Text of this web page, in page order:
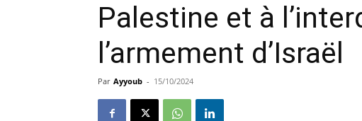
Palestine et à
l’armement d’Israël
Par Ayyoub - 15/10/2024